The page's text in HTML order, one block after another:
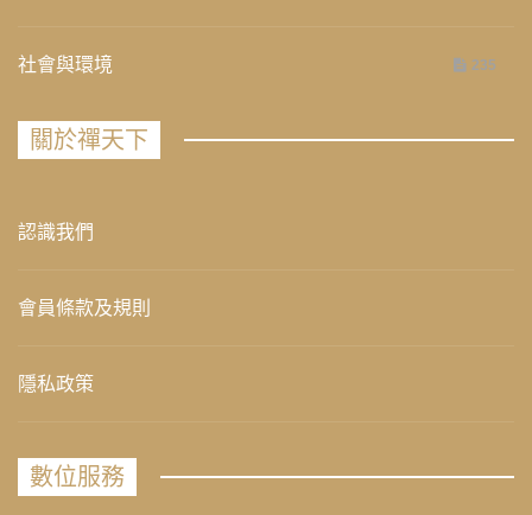
社會與環境 235
關於禪天下
認識我們
會員條款及規則
隱私政策
數位服務